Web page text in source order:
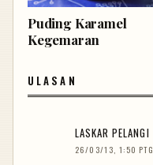
Puding Karamel
Kegemaran
ULASAN
LASKAR PELANGI
26/03/13, 1:50 PTG